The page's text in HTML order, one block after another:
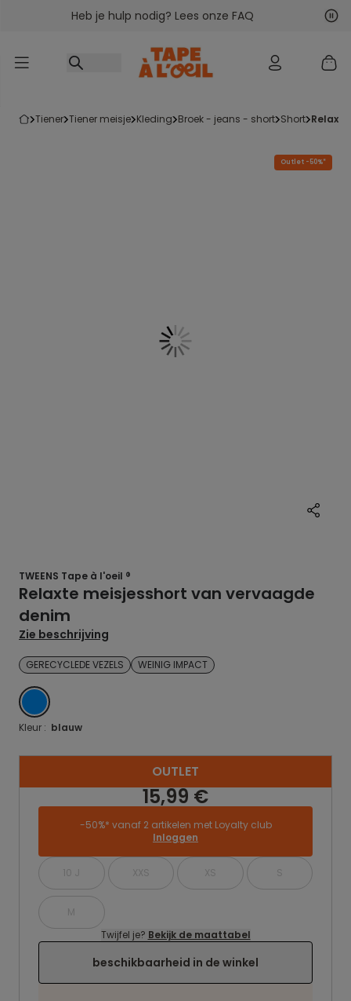
Ga naar inhoudHeb je hulp nodig? Lees onze FAQ
tiener tiener meisje kleding broek - jeans - short short
Outlet -50%*
TWEENS Tape à l'oeil ®
Relaxte meisjesshort van vervaagde
denim
Zie beschrijving
GERECYCLEDE VEZELS WEINIG IMPACT
BLAUW
Kleur : blauw
OUTLET
15,99 €
-50%* vanaf 2 artikelen met Loyalty club
Inloggen
10 J XXS XS S
M
Twijfel je? Bekijk de maattabel
beschikbaarheid in de winkel